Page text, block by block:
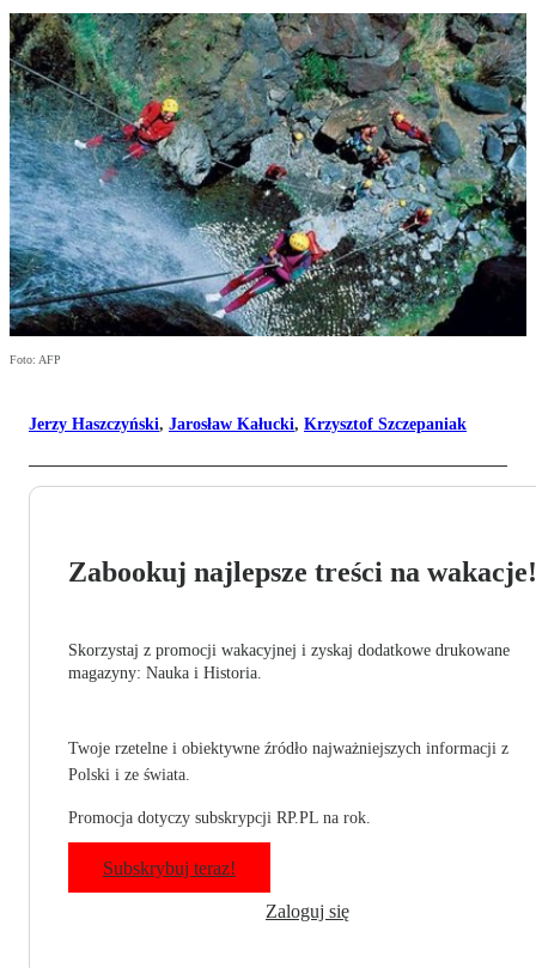
Foto: AFP
Jerzy Haszczyński, Jarosław Kałucki, Krzysztof Szczepaniak
Zabookuj najlepsze treści na wakacje!
Skorzystaj z promocji wakacyjnej i zyskaj dodatkowe drukowane
magazyny: Nauka i Historia.
Twoje rzetelne i obiektywne źródło najważniejszych informacji z
Polski i ze świata.
Promocja dotyczy subskrypcji RP.PL na rok.
Subskrybuj teraz!
Zaloguj się